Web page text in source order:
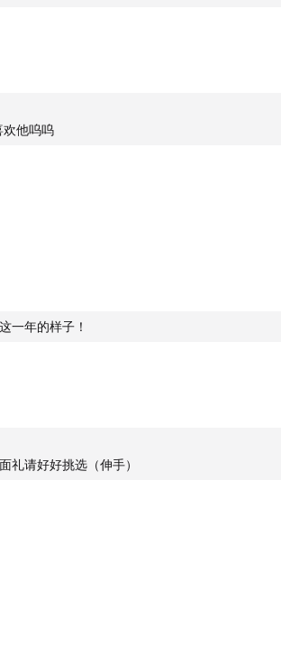
婚礼摄影师
屋还有谁收到过？
雷区
说”的礼物
思路：重要的是呆在一起的回忆
：关注朋友和TA的兴趣爱好
欢他呜呜
一年的样子！
礼请好好挑选（伸手）